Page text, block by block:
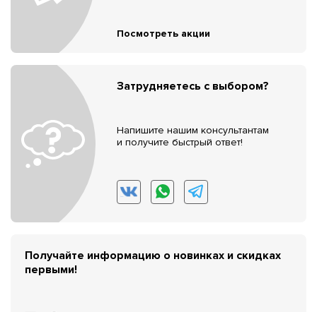
Посмотреть акции
Затрудняетесь с выбором?
Напишите нашим консультантам
и получите быстрый ответ!
Получайте информацию о новинках и скидках
первыми!